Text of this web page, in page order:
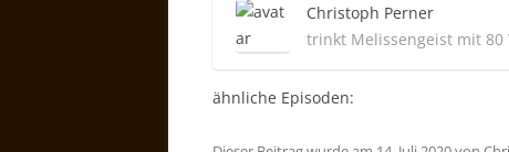
Christoph Perner
trinkt Melissengeist mit 80
ähnliche Episoden: